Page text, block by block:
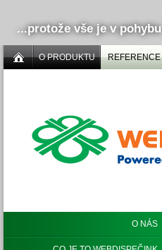
...protože vše je v pohybu
O PRODUKTU REFERENCE
O NÁS